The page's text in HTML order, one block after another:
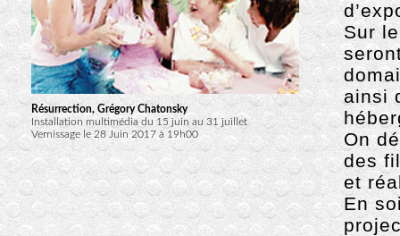
Résurrection, Grégory Chatonsky
Installation multimédia du 15 juin au 31 juillet
Vernissage le 28 Juin 2017 à 19h00
Sur
ainsi
On
des
et
En